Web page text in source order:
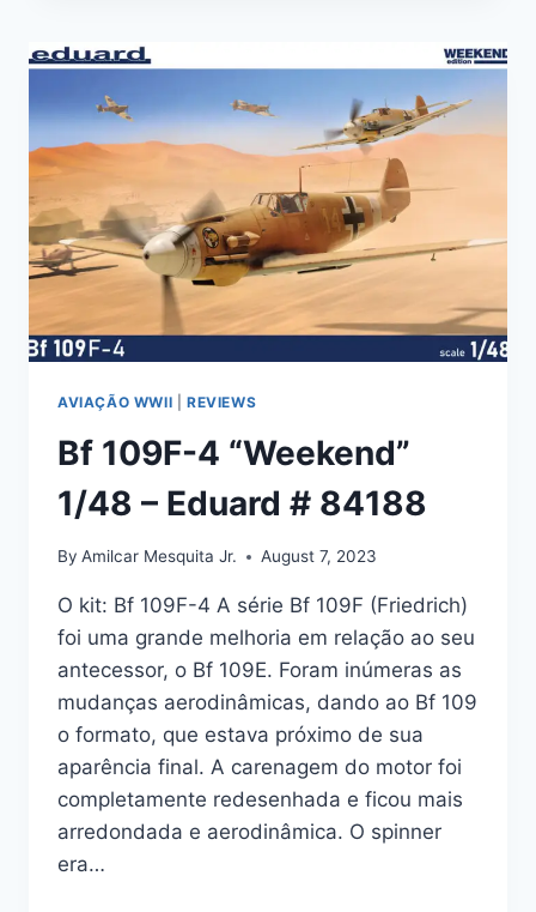
DA
1/72
AVIAÇÃO WWII REVIEWS
Bf 109F-4 “Weekend”
1/48 – Eduard # 84188
By Amilcar Mesquita Jr. August 7, 2023
O kit: Bf 109F-4 A série Bf 109F (Friedrich)
foi uma grande melhoria em relação ao seu
antecessor, o Bf 109E. Foram inúmeras as
mudanças aerodinâmicas, dando ao Bf 109
o formato, que estava próximo de sua
aparência final. A carenagem do motor foi
completamente redesenhada e ficou mais
arredondada e aerodinâmica. O spinner
era…